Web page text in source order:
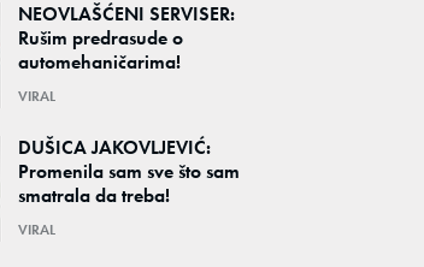
NEOVLAŠĆENI SERVISER:
Rušim predrasude o
automehaničarima!
VIRAL
DUŠICA JAKOVLJEVIĆ:
Promenila sam sve što sam
smatrala da treba!
VIRAL